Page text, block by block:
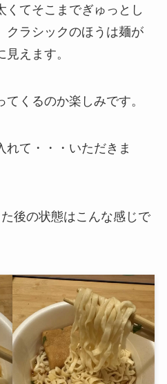
くてそこまでぎゅっとし
クラシックのほうは麺が
えます。
くるのか楽しみです。
れて・・・いただきま
後の状態はこんな感じで